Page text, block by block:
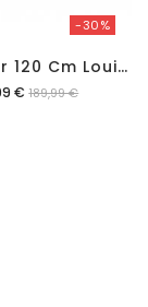
-30%
A
Parador 120 Cm Louise
€ 189,99 €